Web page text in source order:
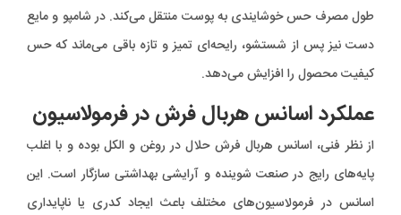
طول مصرف حس خوشایندی به پوست منتقل می‌کند. در شامپو و مایع
دست نیز پس از شستشو، رایحه‌ای تمیز و تازه باقی می‌ماند که حس
کیفیت محصول را افزایش می‌دهد.
عملکرد اسانس هربال فرش در فرمولاسیون
از نظر فنی، اسانس هربال فرش حلال در روغن و الکل بوده و با اغلب
پایه‌های رایج در صنعت شوینده و آرایشی بهداشتی سازگار است. این
اسانس در فرمولاسیون‌های مختلف باعث ایجاد کدری یا ناپایداری